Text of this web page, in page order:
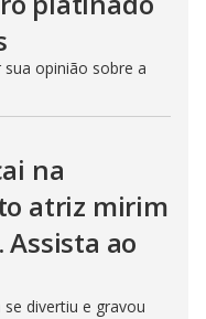
opinião sobre a
na
atriz mirim
ao
divertiu e gravou